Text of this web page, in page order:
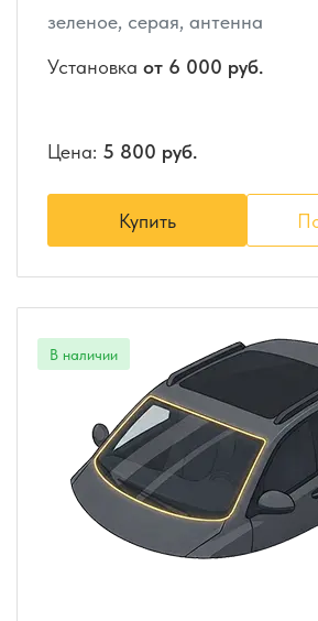
зеленое, серая, антенна
Установка от 6 000 руб.
Цена: 5 800 руб.
Купить